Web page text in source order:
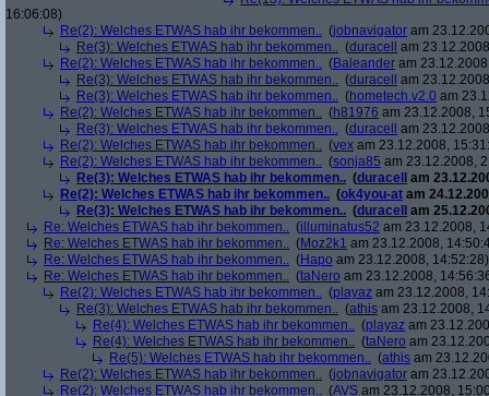
16:06:08)
Re(2): Welches ETWAS hab ihr bekommen.. (jobnavigator am
Re(3): Welches ETWAS hab ihr bekommen.. (duracell
am
Re(2): Welches ETWAS hab ihr bekommen.. (Baleander am
Re(3): Welches ETWAS hab ihr bekommen.. (duracell
am
Re(3): Welches ETWAS hab ihr bekommen.. (hometech.v2.0 am
Re(2): Welches ETWAS hab ihr bekommen.. (h81976 am 23.12.2008,
Re(3): Welches ETWAS hab ihr bekommen.. (duracell
am
Re(2): Welches ETWAS hab ihr bekommen.. (vex am 23.12.2008,
Re(2): Welches ETWAS hab ihr bekommen.. (sonja85 am 23.12.2008,
Re(3): Welches ETWAS hab ihr bekommen.. (duracell
am
Re(2): Welches ETWAS hab ihr bekommen.. (ok4you-at am
Re(3): Welches ETWAS hab ihr bekommen.. (duracell
am
Re: Welches ETWAS hab ihr bekommen.. (illuminatus52 am 23.12.2008,
Re: Welches ETWAS hab ihr bekommen.. (Moz2k1 am 23.12.2008,
Re: Welches ETWAS hab ihr bekommen.. (Hapo am 23.12.2008, 14:52:28)
Re: Welches ETWAS hab ihr bekommen.. (taNero am 23.12.2008,
Re(2): Welches ETWAS hab ihr bekommen.. (playaz am 23.12.2008,
Re(3): Welches ETWAS hab ihr bekommen.. (athis am 23.12.2008,
Re(4): Welches ETWAS hab ihr bekommen.. (playaz am
Re(4): Welches ETWAS hab ihr bekommen.. (taNero am
Re(5): Welches ETWAS hab ihr bekommen.. (athis am
Re(2): Welches ETWAS hab ihr bekommen.. (jobnavigator am
Re(2): Welches ETWAS hab ihr bekommen.. (AVS am 23.12.2008,